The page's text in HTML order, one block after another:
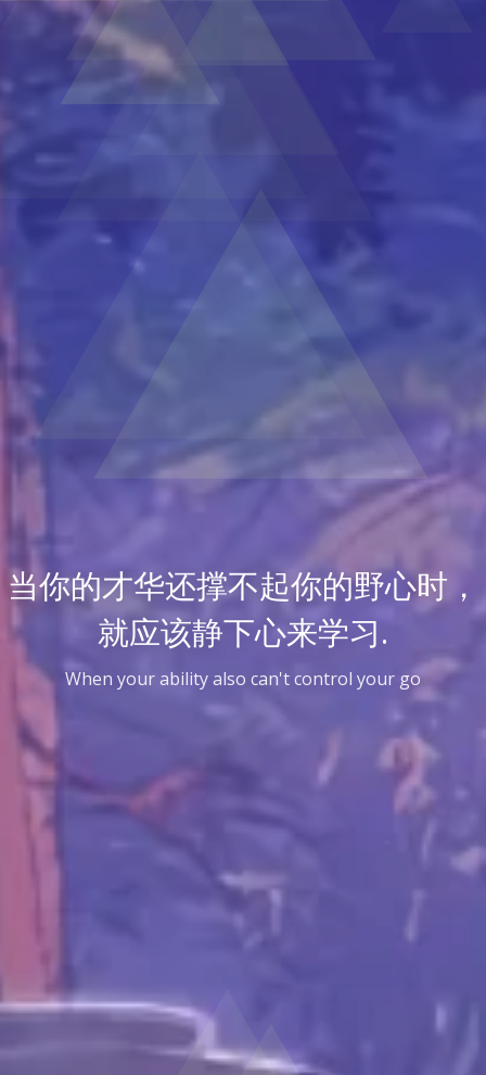
当你的才华还撑不起你的野心时，
就应该静下心来学习.
When your ability also can't control your goal, you shou